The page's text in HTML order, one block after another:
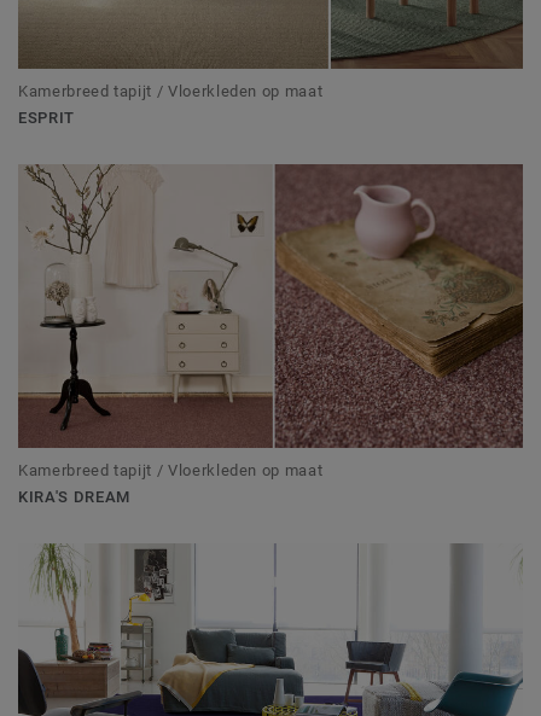
Kamerbreed tapijt / Vloerkleden op maat
ESPRIT
Kamerbreed tapijt / Vloerkleden op maat
KIRA'S DREAM